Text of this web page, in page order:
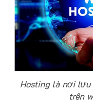
Hosting là nơi
trên